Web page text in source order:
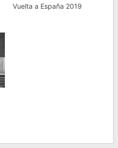
Vuelta a España 2019